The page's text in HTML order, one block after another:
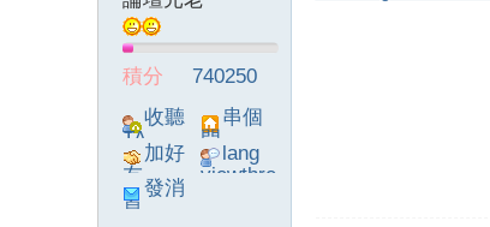
積分
740250
收聽
TA
串個
門
加好
友
lang
viewthre
發消
息